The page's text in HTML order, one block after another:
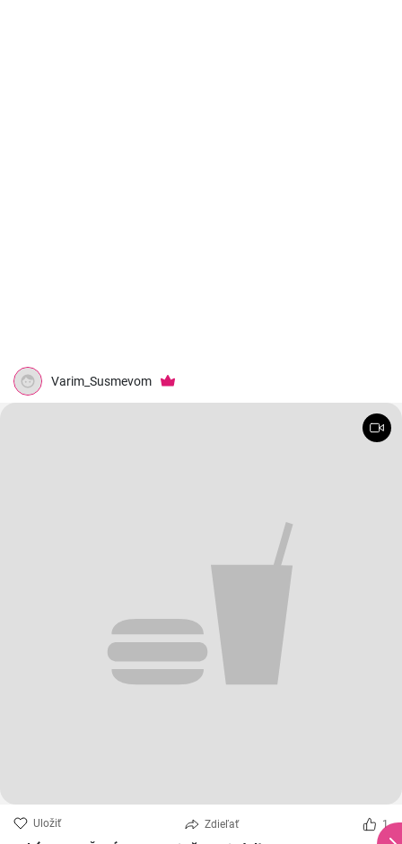
Varim_Susmevom
Uložiť Zdieľať 1